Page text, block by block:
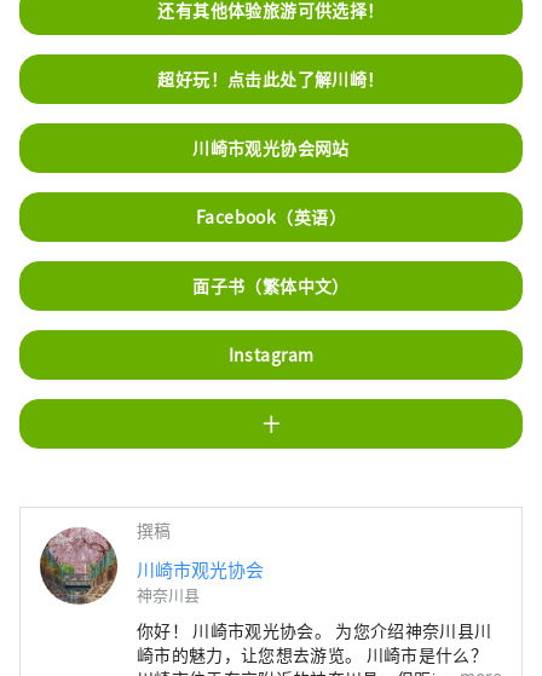
还有其他体验旅游可供选择！
超好玩！点击此处了解川崎！
川崎市观光协会网站
Facebook（英语）
面子书（繁体中文）
Instagram
十
撰稿
川崎市观光协会
神奈川县
你好！ 川崎市观光协会。 为您介绍神奈川县川
崎市的魅力，让您想去游览。 川崎市是什么？